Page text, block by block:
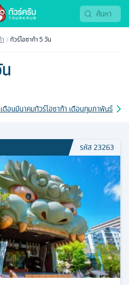
ทัวร์โอซาก้า 5 วัน
ดือนมีนาคมทัวร์โอซาก้า เดือนกุมภาพันธ์ ทัว
รหัส23263